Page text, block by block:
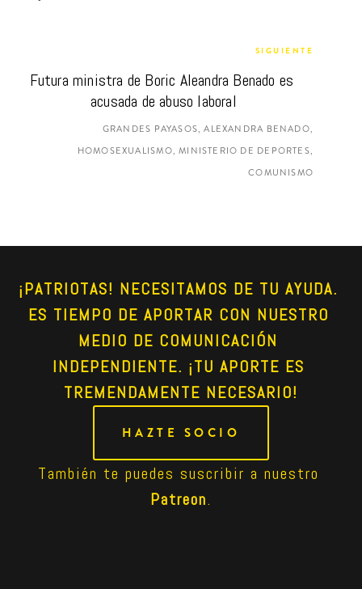
SIGUIENTE
Futura ministra de Boric Aleandra Benado es
acusada de abuso laboral
GRANDES PAYASOS, ALEXANDRA BENADO,
HOMOSEXUALISMO, MINISTERIO DE DEPORTES,
COMUNISMO
¡PATRIOTAS! NECESITAMOS DE TU AYUDA.
ES TIEMPO DE APORTAR CON NUESTRO
MEDIO DE COMUNICACIÓN
INDEPENDIENTE. ¡TU APORTE ES
TREMENDAMENTE NECESARIO!
HAZTE SOCIO
Patreon.